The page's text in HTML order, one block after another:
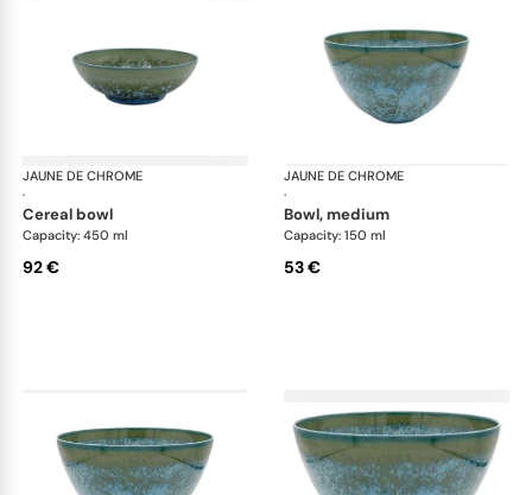
JAUNE DE CHROME
·
Nymphéa
cereal bowl
Capacity: 450 ml
92 €
JAUNE DE CHROME
·
bowl, medium
Capacity: 150 ml
53 €